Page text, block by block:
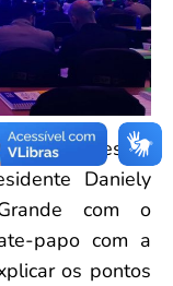
de gestão
Daniely
com o
papo com a
os pontos